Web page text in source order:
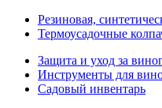
Резиновая,
Термоусадочные
Защита и уход за
Инструменты для
Садовый инвентарь